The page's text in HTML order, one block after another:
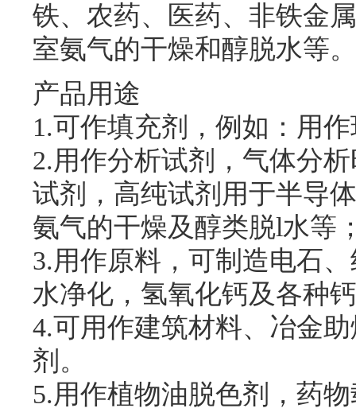
铁、农药、医药、非铁金
室氨气的干燥和醇脱水等
产品用途
1.可作填充剂，例如：用
2.用作分析试剂，气体分
试剂，高纯试剂用于半导
氨气的干燥及醇类脱l水等
3.用作原料，可制造电石
水净化，氢氧化钙及各种
4.可用作建筑材料、冶金
剂。
5.用作植物油脱色剂，药